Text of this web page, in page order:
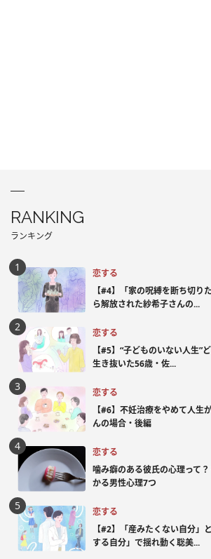
RANKING
ランキング
恋する
【#4】「家の呪縛を断ち切り
ら解放された紗希子さんの...
恋する
【#5】“子どものいない人生
生き抜いた56歳・佐...
恋する
【#6】不妊治療をやめて人生
んの場合・後編
恋する
噛み癖のある彼氏の心理って
かる男性心理7つ
恋する
【#2】「産みたくない自分」
する自分」で揺れ動く聡美...